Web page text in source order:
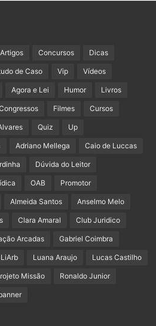
Artigos Concursos Dicas
de Caso Vip Vídeos
Agora e Lei Humor Livros
Filmes Cursos
Quiz Up
Adriano Mellega Caio de Luccas
Dúvida do Leitor
OAB Promotor
Almeida Santos Anselmo Melo
Clara Amaral Club Juridico
Arcadas Gabriel Coimbra
LiArb Luana Araujo Lucas Castilho
Missão Ronaldo Junior